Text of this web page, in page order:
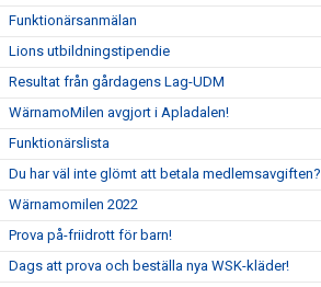
Funktionärsanmälan
Lions utbildningstipendie
Resultat från gårdagens Lag-UDM
WärnamoMilen avgjort i Apladalen!
Funktionärslista
Du har väl inte glömt att betala medlemsavgiften?
Wärnamomilen 2022
Prova på-friidrott för barn!
Dags att prova och beställa nya WSK-kläder!